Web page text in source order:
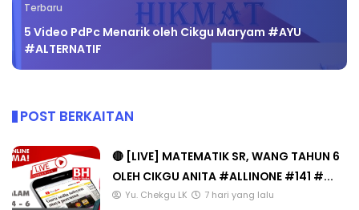
Terbaru
5 Video PdPc Menarik oleh Cikgu Maryam #AYU
#ALTERNATIF
POST BERKAITAN
🔴 [LIVE] MATEMATIK SR, WANG TAHUN 6
OLEH CIKGU ANITA #ALLINONE #141 #...
Yu. Chekgu LK 7 hari yang lalu